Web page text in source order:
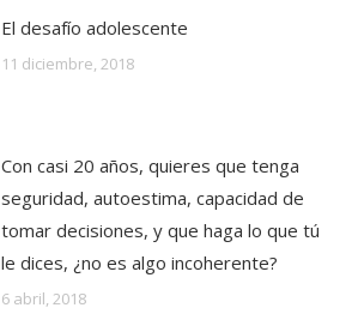
El desafío adolescente
11 diciembre, 2018
Con casi 20 años, quieres que tenga
seguridad, autoestima, capacidad de
tomar decisiones, y que haga lo que tú
le dices, ¿no es algo incoherente?
6 abril, 2018